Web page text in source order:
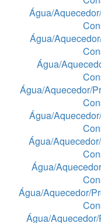
Água/
Água/
Água/
Água/Aquecedor/
Água/
Água/
Água/
Água/Aquecedor/
Água/